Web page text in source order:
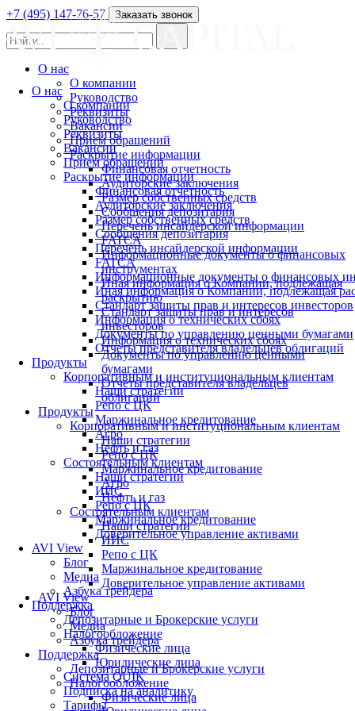
О нас
О компании
Руководство
Реквизиты
Вакансии
Прием обращений
Раскрытие информации
Финансовая отчетность
Аудиторские заключения
Размер собственных средств
Сообщения депозитария
Перечень инсайдерской информации
FATCA
Информационные документы о финансовых
Иная информация о Компании, подлежащая
Стандарт защиты прав и интересов инвесторов
Информация о технических сбоях
Документы по управлению ценными бумагами
Отчеты представителя владельцев облигаций
Продукты
Корпоративным и институциональным клиентам
Наши стратегии
Репо с ЦК
Маржинальное кредитование
Агро
Нефть и газ
Состоятельным клиентам
Наши стратегии
ИИС
Репо с ЦК
Маржинальное кредитование
Доверительное управление активами
AVI View
Блог
Медиа
Азбука трейдера
Поддержка
Депозитарные и Брокерские услуги
Налогообложение
Физические лица
Юридические лица
Система QUIK
Подписка на аналитику
Тарифы
+7 (495) 147-76-57 Заказать звонок
О нас
О компании
Руководство
Реквизиты
Вакансии
Прием обращений
Раскрытие информации
Финансовая отчетность
Аудиторские заключения
Размер собственных средств
Сообщения депозитария
Перечень инсайдерской информации
FATCA
Информационные документы о финансовых
инструментах
Иная информация о Компании, подлежащая
раскрытию
Стандарт защиты прав и интересов
инвесторов
Информация о технических сбоях
Документы по управлению ценными
бумагами
Отчеты представителя владельцев
облигаций
Продукты
Корпоративным и институциональным клиентам
Наши стратегии
Репо с ЦК
Маржинальное кредитование
Агро
Нефть и газ
Состоятельным клиентам
Наши стратегии
ИИС
Репо с ЦК
Маржинальное кредитование
Доверительное управление активами
AVI View
Блог
Медиа
Азбука трейдера
Поддержка
Депозитарные и Брокерские услуги
Налогообложение
Физические лица